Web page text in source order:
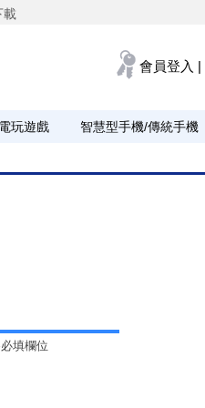
載
會員登入 |
玩遊戲 智慧型手機/傳統手機
填欄位